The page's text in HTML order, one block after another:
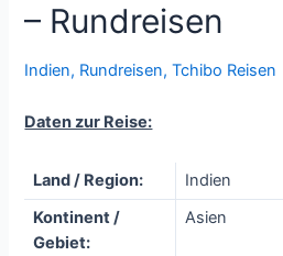
– Rundreisen
Indien, Rundreisen,Tchibo Reisen
Daten zur Reise:
Land / Region:
Indien
Kontinent /
Gebiet:
Asien